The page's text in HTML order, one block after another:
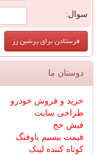
سوال:
دوستان ما
خرید و فروش خودرو
طراحی سایت
فیش حج
قیمت بیسیم باوفنگ
کوتاه کننده لینک